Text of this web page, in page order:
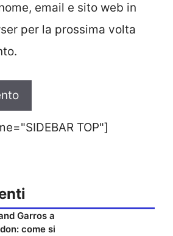
email e sito web in
per la prossima volta
TOP"]
Garros a
come si